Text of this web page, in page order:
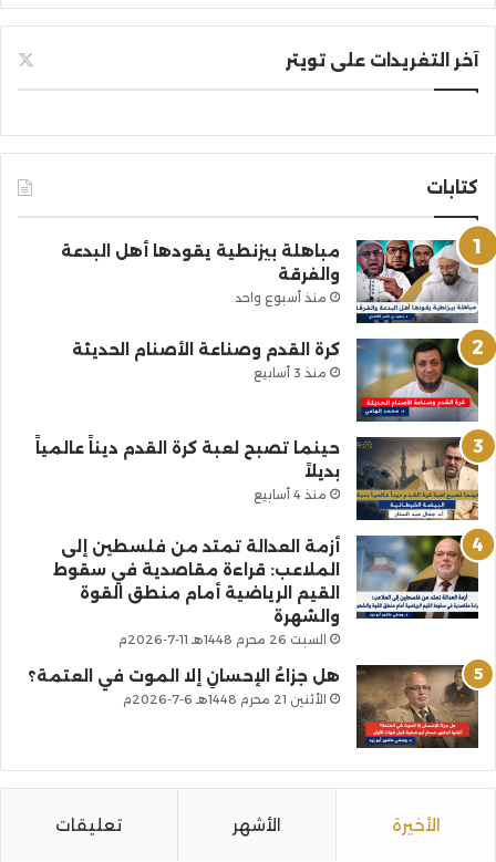
آخر التغريدات على تويتر
كتابات
مباهلة بيزنطية يقودها أهل البدعة
والفرقة
منذ أسبوع واحد
كرة القدم وصناعة الأصنام الحديثة
منذ 3 أسابيع
حينما تصبح لعبة كرة القدم ديناً عالمياً
بديلاً
منذ 4 أسابيع
أزمة العدالة تمتد من فلسطين إلى
الملاعب: قراءة مقاصدية في سقوط
القيم الرياضية أمام منطق القوة
والشهرة
السبت 26 محرم 1448هـ 11-7-2026م
هل جزاءُ الإحسانِ إلا الموت في العتمة؟
الأثنين 21 محرم 1448هـ 6-7-2026م
الأخيرة الأشهر تعليقات